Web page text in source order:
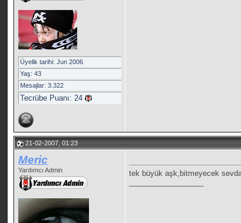
Üyelik tarihi: Jun 2006
Yaş: 43
Mesajlar: 3.322
Tecrübe Puanı:24
21-02-2007, 01:23
Meric
Yardımcı Admin
tek büyük aşk,bitmeyecek